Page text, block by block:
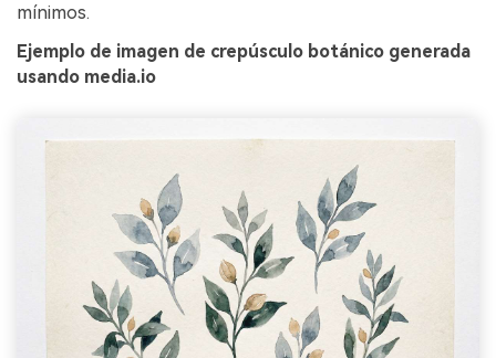
mínimos.
Ejemplo de imagen de crepúsculo botánico generada
usando media.io